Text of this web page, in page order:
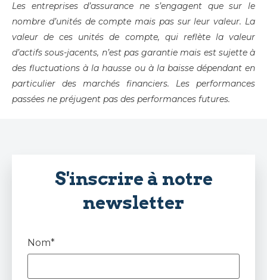
Les entreprises d’assurance ne s’engagent que sur le
nombre d’unités de compte mais pas sur leur valeur. La
valeur de ces unités de compte, qui reflète la valeur
d’actifs sous-jacents, n’est pas garantie mais est sujette à
des fluctuations à la hausse ou à la baisse dépendant en
particulier des marchés financiers. Les performances
passées ne préjugent pas des performances futures.
S'inscrire à notre
newsletter
Nom*